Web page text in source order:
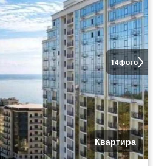
14фото
Квартира